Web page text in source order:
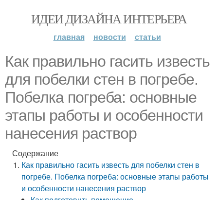
ИДЕИ ДИЗАЙНА ИНТЕРЬЕРА
главная новости статьи
Как правильно гасить известь
для побелки стен в погребе.
Побелка погреба: основные
этапы работы и особенности
нанесения раствор
Содержание
Как правильно гасить известь для побелки стен в
погребе. Побелка погреба: основные этапы работы
и особенности нанесения раствор